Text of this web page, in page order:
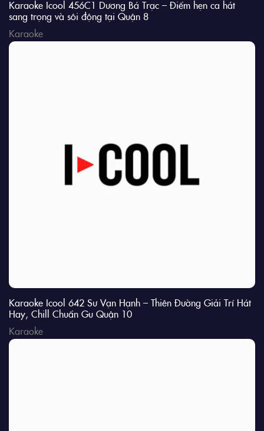
Karaoke Icool 456C1 Dương Bá Trạc – Điểm hẹn ca hát
sang trọng và sôi động tại Quận 8
Karaoke
Karaoke Icool 642 Sư Vạn Hạnh – Thiên Đường Giải Trí Hát
Hay, Chill Chuẩn Gu Quận 10
Karaoke